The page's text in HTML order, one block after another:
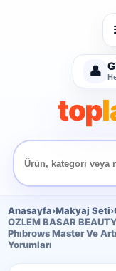
👤
top
Anasayfa›Makyaj Seti›
OZLEM BASAR
Phıbrows Master Ve
Yorumları